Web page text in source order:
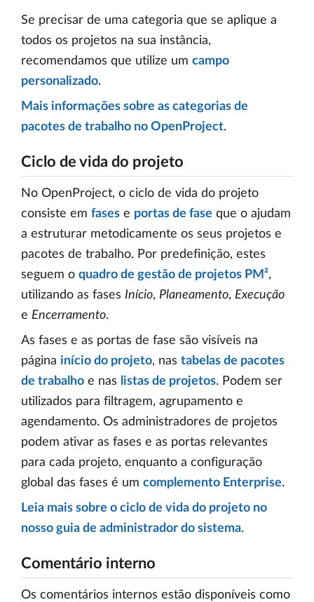
Se precisar de uma categoria que se aplique a
todos os projetos na sua instância,
recomendamos que utilize um campo
personalizado.
Mais informações sobre as categorias de
pacotes de trabalho no OpenProject.
Ciclo de vida do projeto
No OpenProject, o ciclo de vida do projeto
consiste em fases e portas de fase que o ajudam
a estruturar metodicamente os seus projetos e
pacotes de trabalho. Por predefinição, estes
seguem o quadro de gestão de projetos PM²,
utilizando as fases Início, Planeamento, Execução
e Encerramento.
As fases e as portas de fase são visíveis na
página início do projeto, nas tabelas de pacotes
de trabalho e nas listas de projetos. Podem ser
utilizados para filtragem, agrupamento e
agendamento. Os administradores de projetos
podem ativar as fases e as portas relevantes
para cada projeto, enquanto a configuração
global das fases é um complemento Enterprise.
Leia mais sobre o ciclo de vida do projeto no
nosso guia de administrador do sistema.
Comentário interno
Os comentários internos estão disponíveis como